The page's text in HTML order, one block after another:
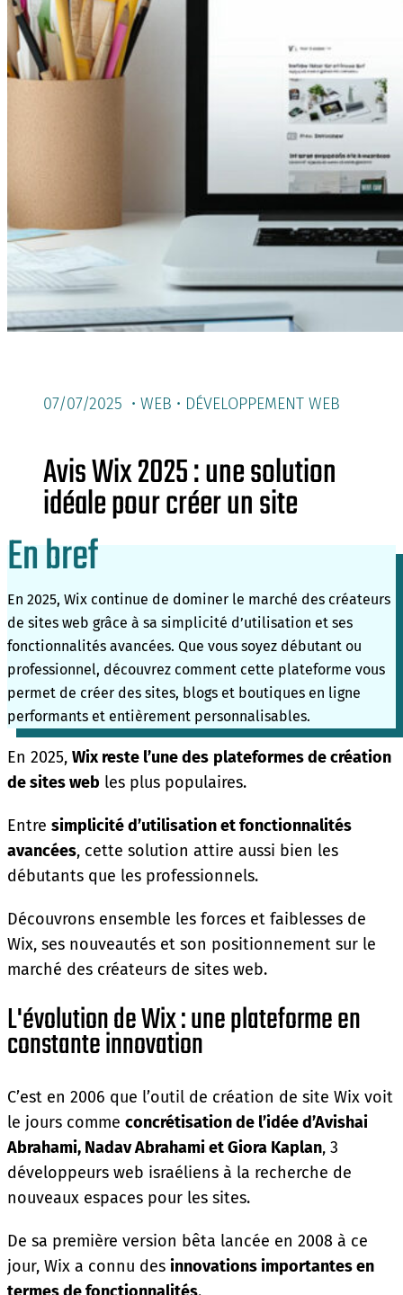
07/07/2025 • WEB • DÉVELOPPEMENT WEB
Avis Wix 2025 : une solution
idéale pour créer un site
En bref
En 2025, Wix continue de dominer le marché des créateurs
de sites web grâce à sa simplicité d’utilisation et ses
fonctionnalités avancées. Que vous soyez débutant ou
professionnel, découvrez comment cette plateforme vous
permet de créer des sites, blogs et boutiques en ligne
performants et entièrement personnalisables.
En 2025, Wix reste l’une des plateformes de création
de sites web les plus populaires.
Entre simplicité d’utilisation et fonctionnalités
avancées, cette solution attire aussi bien les
débutants que les professionnels.
Découvrons ensemble les forces et faiblesses de
Wix, ses nouveautés et son positionnement sur le
marché des créateurs de sites web.
L'évolution de Wix : une plateforme en
constante innovation
C’est en 2006 que l’outil de création de site Wix voit
le jours comme concrétisation de l’idée d’Avishai
Abrahami, Nadav Abrahami et Giora Kaplan, 3
développeurs web israéliens à la recherche de
nouveaux espaces pour les sites.
De sa première version bêta lancée en 2008 à ce
jour, Wix a connu des innovations importantes en